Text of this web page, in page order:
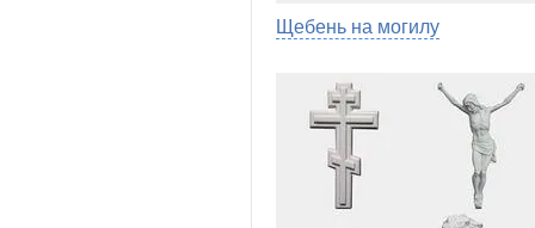
Щебень на могилу